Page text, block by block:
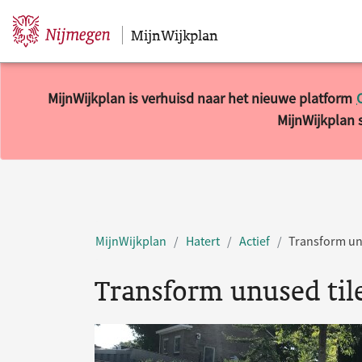
Sla navigatie over MijnWijkplan
MijnWijkplan is verhuisd naar het nieuwe platform
MijnWijkplan
MijnWijkplan Hatert Actief Transform
Transform unused